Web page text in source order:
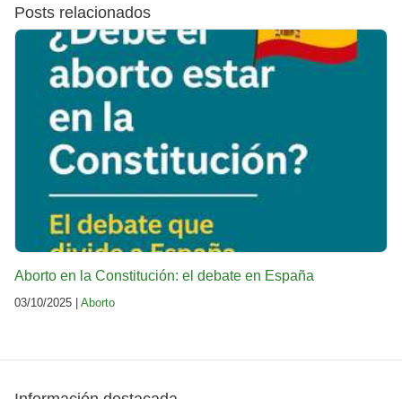
Posts relacionados
Aborto en la Constitución: el debate en España
03/10/2025 | Aborto